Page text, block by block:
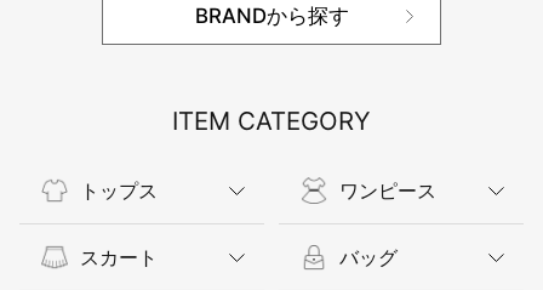
BRANDから探す
ITEM CATEGORY
トップス
スカート
ワンピース
バッグ